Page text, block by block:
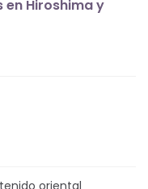
Hiroshima y
oriental